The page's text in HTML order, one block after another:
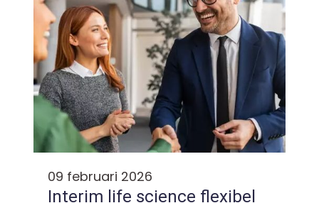
09 februari 2026
Interim life science flexibel